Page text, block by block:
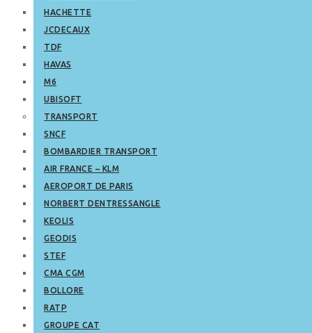
HACHETTE
JCDECAUX
TDF
HAVAS
M6
UBISOFT
TRANSPORT
SNCF
BOMBARDIER TRANSPORT
AIR FRANCE – KLM
AEROPORT DE PARIS
NORBERT DENTRESSANGLE
KEOLIS
GEODIS
STEF
CMA CGM
BOLLORE
RATP
GROUPE CAT